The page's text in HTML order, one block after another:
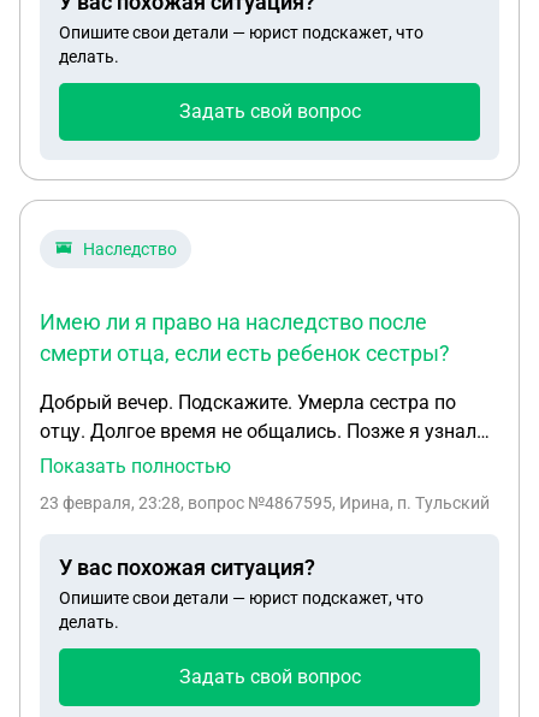
аванс с покупателя.Но риэлтор сказала что
покупатель требует, чтобы все, кто был прописан
в квартире, чтобы у них была временная
Правомерно ли это?
Опишите свои детали — юрист подскажет, что
делать.
Задать свой вопрос
Наследство
Имею ли я право на наследство после
смерти отца, если есть ребенок сестры?
Добрый вечер. Подскажите. Умерла сестра по
отцу. Долгое время не общались. Позже я узнала ,
что умер отец. У сестры остался ребенок.,При
что то получить в наследство?
Показать полностью
23 февраля, 23:28, вопрос №4867595, Ирина, п. Тульский
У вас похожая ситуация?
Опишите свои детали — юрист подскажет, что
делать.
Задать свой вопрос